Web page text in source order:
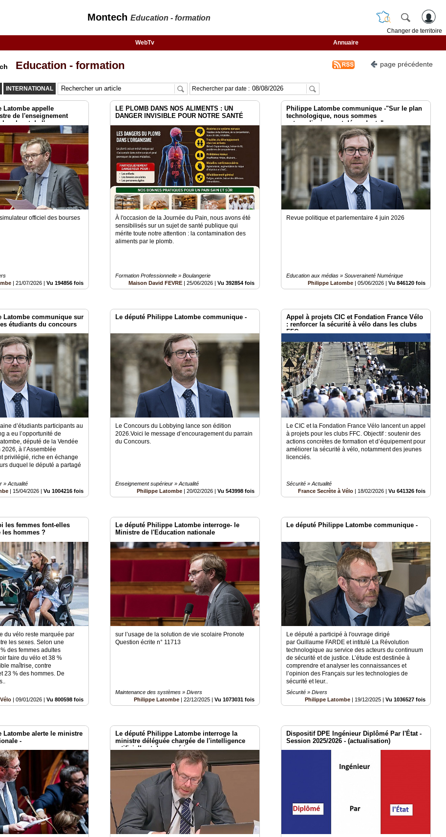
Montech Education - formation
Changer de territoire
WebTv Annuaire
Education - formation page précédente
INTERNATIONAL Rechercher par date :
Latombe appelle
de l'enseignement
et de l'espace
officiel des bourses
|21/07/2026 |Vu 194856 fois
LE PLOMB DANS NOS ALIMENTS : UN
DANGER INVISIBLE POUR NOTRE SANTÉ
À l'occasion de la Journée du Pain, nous avons été
sensibilisés sur un sujet de santé publique qui
mérite toute notre attention : la contamination des
aliments par le plomb.
Formation Professionnelle » Boulangerie
Maison David FEVRE |25/06/2026 |Vu 392854 fois
Philippe Latombe communique -"Sur le plan
technologique, nous sommes
extraordinairement dépendants"
Revue politique et parlementaire 4 juin 2026
Education aux médias » Souveraineté Numérique
Philippe Latombe |05/06/2026 |Vu 846120 fois
Latombe communique sur
étudiants du concours
d’étudiants participants au
a eu l’opportunité de
député de la Vendée
à l’Assemblée
privilégié, riche en échange
duquel le député a partagé
» Actualité
| 15/04/2026 |Vu 1004216 fois
Le député Philippe Latombe communique -
Le Concours du Lobbying lance son édition
2026.Voici le message d’encouragement du parrain
du Concours.
Enseignement supérieur » Actualité
Philippe Latombe |20/02/2026 |Vu 543998 fois
Appel à projets CIC et Fondation France Vélo
: renforcer la sécurité à vélo dans les clubs
FFC
Le CIC et la Fondation France Vélo lancent un appel
à projets pour les clubs FFC. Objectif : soutenir des
actions concrètes de formation et d’équipement pour
améliorer la sécurité à vélo, notamment des jeunes
licenciés.
Sécurité » Actualité
France Secrète à Vélo | 18/02/2026 |Vu 641326 fois
les femmes font-elles
les hommes ?
du vélo reste marquée par
les sexes. Selon une
des femmes adultes
faire du vélo et 38 %
maîtrise, contre
23 % des hommes. De
|09/01/2026 |Vu 800598 fois
Le député Philippe Latombe interroge- le
Ministre de l'Education nationale
sur l’usage de la solution de vie scolaire Pronote
Question écrite n° 11713
Maintenance des systèmes » Divers
Philippe Latombe |22/12/2025 |Vu 1073031 fois
Le député Philippe Latombe communique -
Le député a participé à l'ouvrage dirigé
par Guillaume FARDE et intitulé La Révolution
technologique au service des acteurs du continuum
de sécurité et de justice. L’étude est destinée à
comprendre et analyser les connaissances et
l’opinion des Français sur les technologies de
sécurité et leur..
Sécurité » Divers
Philippe Latombe | 19/12/2025 |Vu 1036527 fois
Latombe alerte le ministre
-
Le député Philippe Latombe interroge la
ministre déléguée chargée de l'intelligence
artificielle et du numérique
Dispositif DPE Ingénieur Diplômé Par l'État -
Session 2025/2026 - (actualisation)